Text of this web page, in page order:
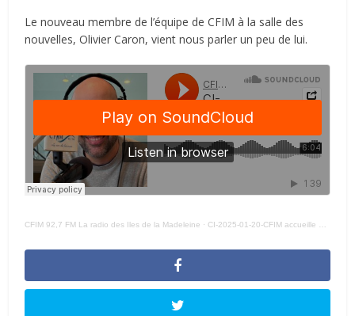
Le nouveau membre de l’équipe de CFIM à la salle des
nouvelles, Olivier Caron, vient nous parler un peu de lui.
CFIM 92,7 FM La radio des Iles de la Madeleine · CI-2025-01-20-CFIM accueille Olivier Caron à la salle des nouvelles